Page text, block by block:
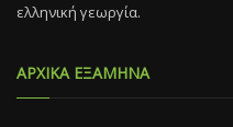
ελληνική γεωργία.
ΑΡΧΙΚΑ ΕΞΑΜΗΝΑ